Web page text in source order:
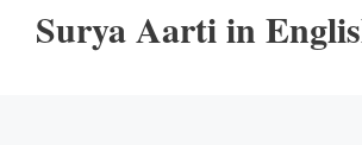
Surya Aarti in